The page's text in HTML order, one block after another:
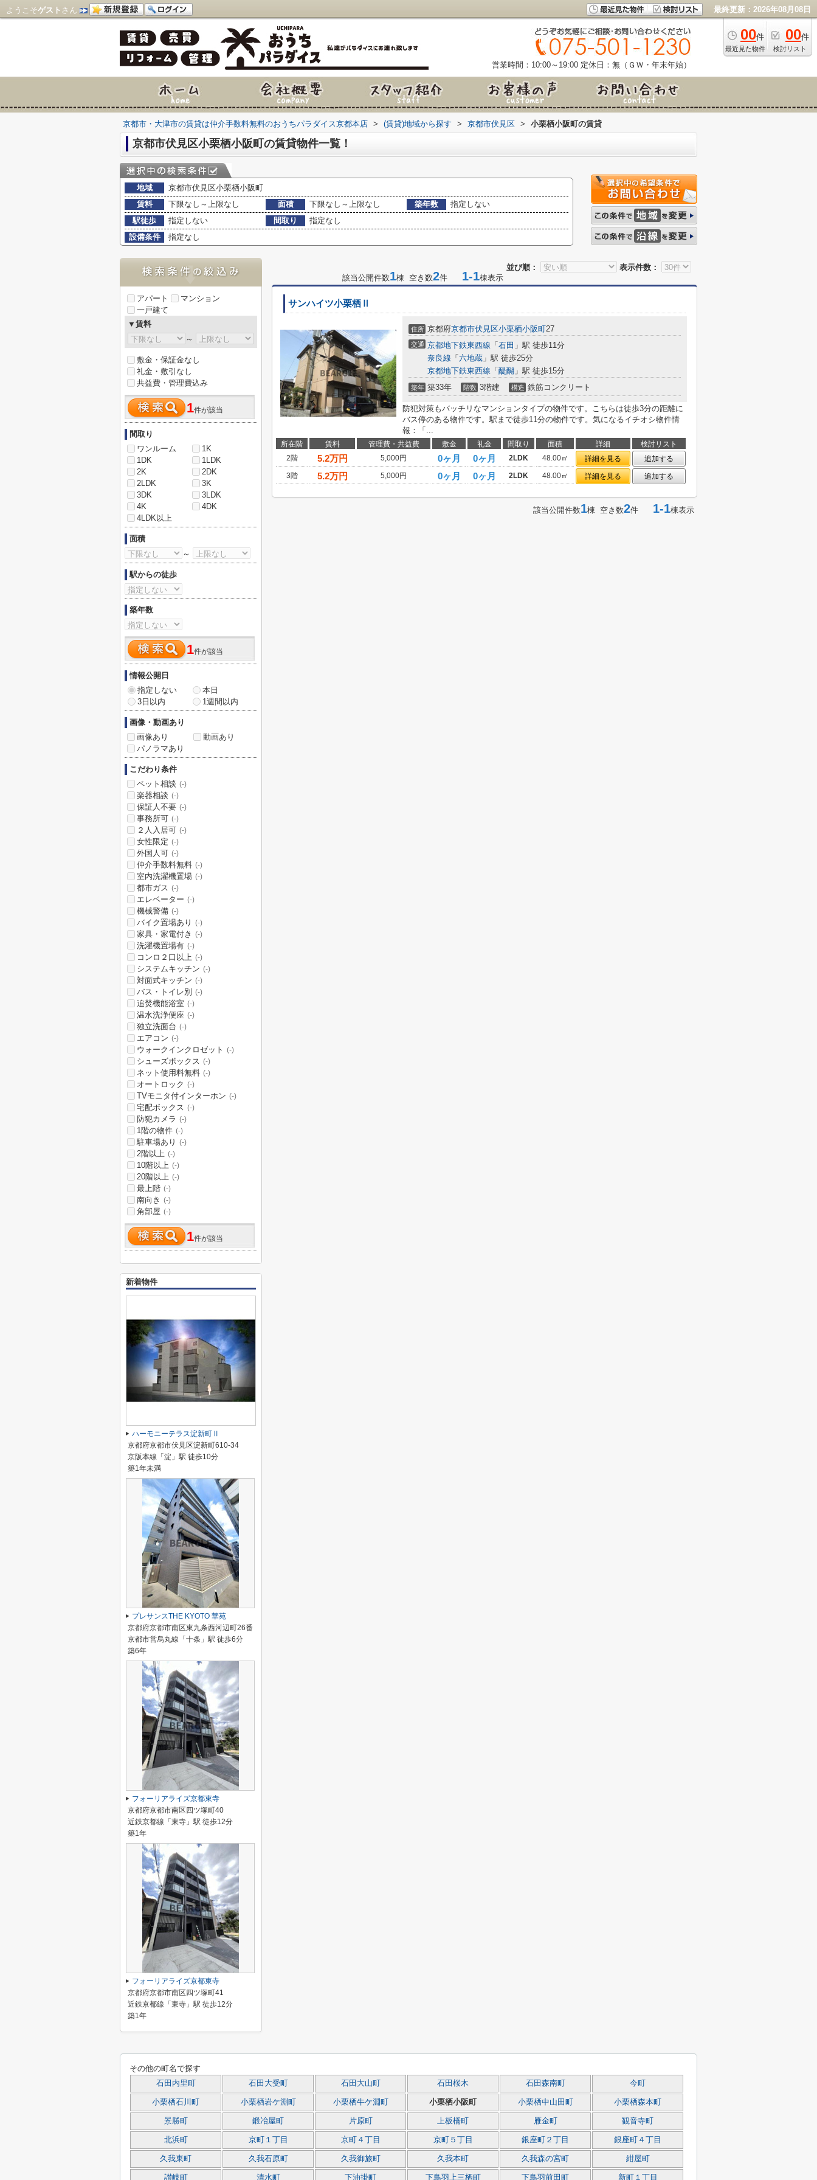
ようこそゲスト さん 最終更新：2026年08月08日
00件
最近見た物件
00件
検討リスト
営業時間：10:00～19:00 定休日：無（ＧＷ・年末年始）
京都市・大津市の賃貸は仲介手数料無料のおうちパラダイス京都本店 > (賃貸)地域から探す > 京都市伏見区 > 小栗栖小阪町の賃貸
京都市伏見区小栗栖小阪町の賃貸物件一覧！
地域
京都市伏見区小栗栖小阪町
賃料
下限なし～上限なし 面積 下限なし～上限なし 築年数
指定しない
駅徒歩
指定しない 間取り
指定なし
設備条件
指定なし
並び順：
表示件数：
該当公開件数1棟 空き数2件 1-1棟表示
サンハイツ小栗栖Ⅱ
住所 京都府京都市伏見区小栗栖小阪町27
交通 京都地下鉄東西線 「 石田 」駅 徒歩11分
奈良線 「 六地蔵 」駅 徒歩25分
京都地下鉄東西線 「 醍醐 」駅 徒歩15分
築年 築33年 階数 3階建 構造 鉄筋コンクリート
防犯対策もバッチリなマンションタイプの物件です。こちらは徒歩3分の距離に
バス停のある物件です。駅まで徒歩11分の物件です。気になるイチオシ物件情
報：「...
所在階 賃料 管理費・共益費 敷金 礼金 間取り 面積 詳細
検討リスト
2階
5.2万円 5,000円 0ヶ月 0ヶ月 2LDK 48.00㎡ 詳細を見る
追加する
3階
5.2万円 5,000円 0ヶ月 0ヶ月 2LDK 48.00㎡ 詳細を見る 追加する
該当公開件数1棟 空き数2件 1-1棟表示
アパート
マンション
一戸建て
▼賃料
～
敷金・保証金なし
礼金・敷引なし
共益費・管理費込み
1件が該当
間取り
ワンルーム
1K
1DK
1LDK
2K
2DK
2LDK
3K
3DK
3LDK
4K
4DK
4LDK以上
面積
～
駅からの徒歩
築年数
1件が該当
情報公開日
指定しない
本日
3日以内
1週間以内
画像・動画あり
画像あり
動画あり
パノラマあり
こだわり条件
ペット相談 (-)
楽器相談 (-)
保証人不要 (-)
事務所可 (-)
２人入居可 (-)
女性限定 (-)
外国人可 (-)
仲介手数料無料 (-)
室内洗濯機置場 (-)
都市ガス (-)
エレベーター (-)
機械警備 (-)
バイク置場あり (-)
家具・家電付き (-)
洗濯機置場有 (-)
コンロ２口以上 (-)
システムキッチン (-)
対面式キッチン (-)
バス・トイレ別 (-)
追焚機能浴室 (-)
温水洗浄便座 (-)
独立洗面台 (-)
エアコン (-)
ウォークインクロゼット (-)
シューズボックス (-)
ネット使用料無料 (-)
オートロック (-)
TVモニタ付インターホン (-)
宅配ボックス (-)
防犯カメラ (-)
1階の物件 (-)
駐車場あり (-)
2階以上 (-)
10階以上 (-)
20階以上 (-)
最上階 (-)
南向き (-)
角部屋 (-)
1件が該当
新着物件
ハーモニーテラス淀新町Ⅱ
京都府京都市伏見区淀新町610-34
京阪本線「淀」駅 徒歩10分
築1年未満
プレサンスTHE KYOTO 華苑
京都府京都市南区東九条西河辺町26番
京都市営烏丸線「十条」駅 徒歩6分
築6年
フォーリアライズ京都東寺
京都府京都市南区四ツ塚町40
近鉄京都線「東寺」駅 徒歩12分
築1年
フォーリアライズ京都東寺
京都府京都市南区四ツ塚町41
近鉄京都線「東寺」駅 徒歩12分
築1年
その他の町名で探す
石田内里町 石田大受町 石田大山町 石田桜木 石田森南町 今町
小栗栖石川町 小栗栖岩ケ淵町 小栗栖牛ケ淵町 小栗栖小阪町 小栗栖中山田町 小栗栖森本町
景勝町 鍛冶屋町 片原町 上板橋町 雁金町 観音寺町
北浜町 京町１丁目 京町４丁目 京町５丁目 銀座町２丁目 銀座町４丁目
久我東町 久我石原町 久我御旅町 久我本町 久我森の宮町 紺屋町
讃岐町 清水町 下油掛町 下鳥羽上三栖町 下鳥羽前田町 新町１丁目